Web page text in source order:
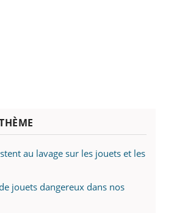
au lavage sur les jouets et les
jouets dangereux dans nos